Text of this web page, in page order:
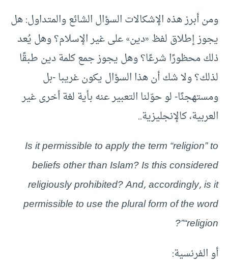
ومن أبرز هذه الإشكالات السؤال الشائع والمتداول: هل
يجوز إطلاق لفظ «دين» على غير الإسلام؟ وهل يُعد
ذلك محظورًا شرعًا؟ وهل يجوز جمع كلمة دين طبقًا
لذلك؟ ولا شك أن هذا السؤال يكون غريبا -بل
ومستهجنًا- لو حوّلنا التعبير عنه بأية لغة أخرى غير
العربية، كالإنجليزية..
Is it permissible to apply the term “religion” to
beliefs other than Islam? Is this considered
religiously prohibited? And, accordingly, is it
permissible to use the plural form of the word
“religion”?
أو الفرنسية: